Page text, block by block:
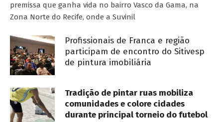
premissa que ganha vida no bairro Vasco da Gama, na
Zona Norte do Recife, onde a Suvinil
Profissionais de Franca e região
participam de encontro do Sitivesp
de pintura imobiliária
Tradição de pintar ruas mobiliza
comunidades e colore cidades
durante principal torneio do futebol